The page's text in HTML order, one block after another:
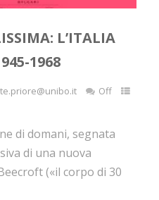
L’ITALIA
1968
Off
di domani, segnata
di una nuova
(«il corpo di 30